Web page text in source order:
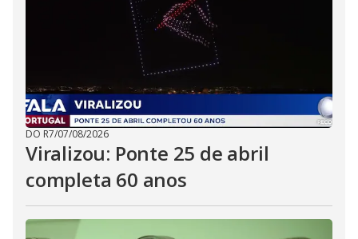
DO R7/07/08/2026
Viralizou: Ponte 25 de abril
completa 60 anos